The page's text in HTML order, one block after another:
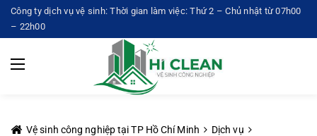
Công ty dịch vụ vệ sinh: Thời gian làm việc: Thứ 2 – Chủ nhật từ 07h00
– 22h00
Vệ sinh công nghiệp tại TP Hồ Chí Minh Dịch vụ